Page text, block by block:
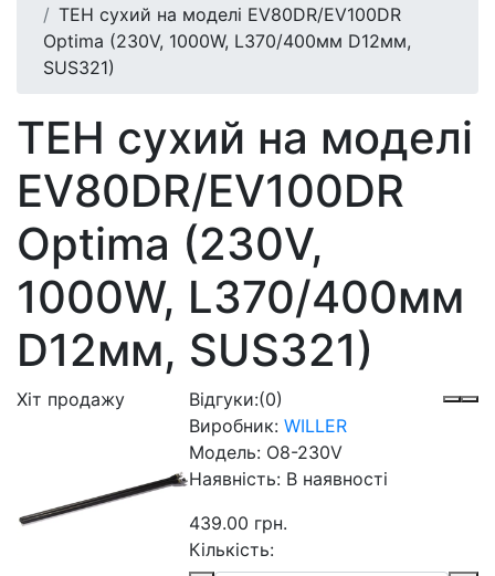
ТЕН сухий на моделі EV80DR/EV100DR
Optima (230V, 1000W, L370/400мм D12мм,
SUS321)
ТЕН сухий на моделі
EV80DR/EV100DR
Optima (230V,
1000W, L370/400мм
D12мм, SUS321)
Хіт продажу Відгуки:(0)
Виробник: WILLER
Модель: O8-230V
Наявність: В наявності
439.00 грн.
Кількість: